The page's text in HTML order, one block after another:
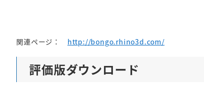
関連ページ： http://bongo.rhino3d.com/
評価版ダウンロード